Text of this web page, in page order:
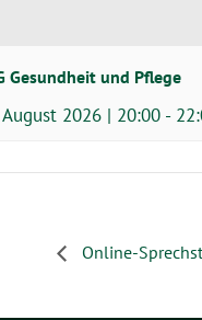
Gesundheit und Pflege
August 2026 | 20:00 -
Online-